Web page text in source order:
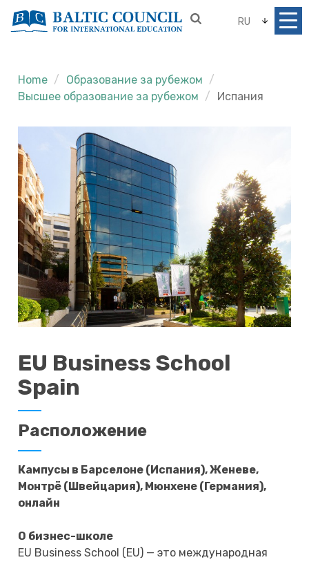
RU
Home
Образование за рубежом
Высшее образование за рубежом
Испания
EU Business School
Spain
Расположение
Кампусы в Барселоне (Испания), Женеве,
Монтрё (Швейцария), Мюнхене (Германия),
онлайн
О бизнес-школе
EU Business School (EU) — это международная